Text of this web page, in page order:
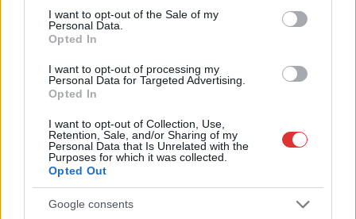
consent section.
I want to opt-out of the Sale of my
Personal Data.
Opted In
I want to opt-out of processing my
Personal Data for Targeted Advertising.
Opted In
I want to opt-out of Collection, Use,
Retention, Sale, and/or Sharing of my
Personal Data that Is Unrelated with the
Purposes for which it was collected.
Opted Out
Google consents